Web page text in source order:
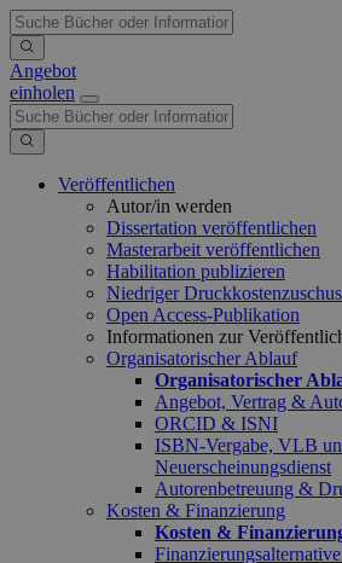
Angebot
einholen
Veröffentlichen
Autor/in werden
Dissertation veröffentlichen
Masterarbeit veröffentlichen
Habilitation publizieren
Niedriger
Open Access-Publikation
Informationen zur
Organisatorischer Ablauf
Organisatorischer
Angebot, Vertrag &
ORCID & ISNI
ISBN-Vergabe, VLB
Neuerscheinungsdienst
Autorenbetreuung &
Kosten & Finanzierung
Kosten &